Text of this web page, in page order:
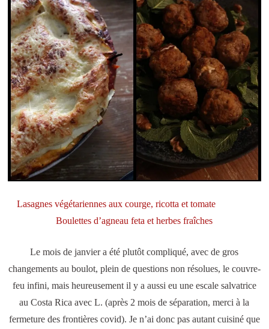
Lasagnes végétariennes aux courge, ricotta et tomate
Boulettes d’agneau feta et herbes fraîches
Le mois de janvier a été plutôt compliqué, avec de gros
changements au boulot, plein de questions non résolues, le couvre-
feu infini, mais heureusement il y a aussi eu une escale salvatrice
au Costa Rica avec L. (après 2 mois de séparation, merci à la
fermeture des frontières covid). Je n’ai donc pas autant cuisiné que